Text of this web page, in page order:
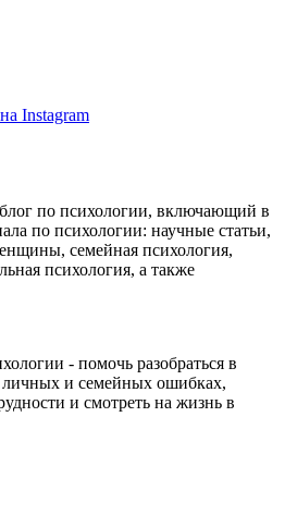
Instagram
по психологии, включающий в
по психологии: научные статьи,
семейная психология,
психология, а также
- помочь разобраться в
личных и семейных ошибках,
и смотреть на жизнь в